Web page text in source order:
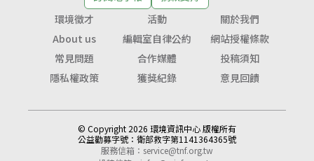
環境徵才
活動
關於我們
About us
編輯室自律公約
網站授權條款
常見問題
合作媒體
投稿須知
隱私權政策
獲獎紀錄 意見回饋
© Copyright 2026 環境資訊中心 版權所有
公益勸募字號： 衛部救字第1141364365號
服務信箱： service@tnf.org.tw